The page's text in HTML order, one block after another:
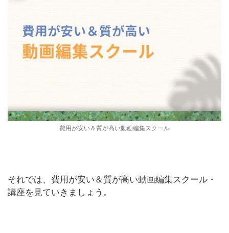
費用が安い＆質が高い動画編集スクール
それでは、費用が安い＆質が高い動画編集スクール・
講座を見ていきましょう。